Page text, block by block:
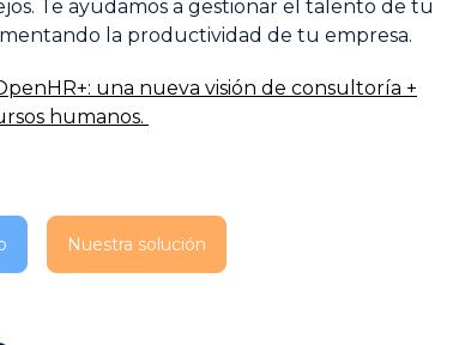
Humanos
Te ayudamos a gestionar el talento de tu
la productividad de tu empresa.
una nueva visión de consultoría +
humanos.
Nuestra solución